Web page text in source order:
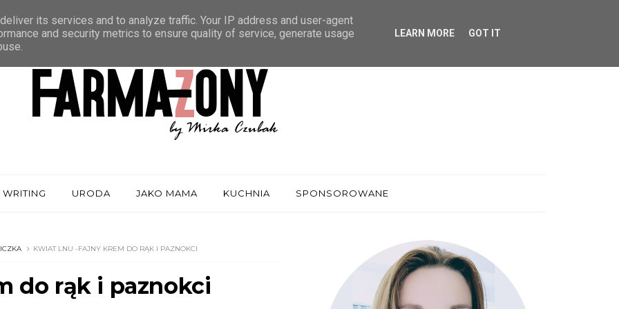
URODA JAKO MAMA KUCHNIA SPONSOROWANE
KWIAT LNU -FAJNY KREM DO RĄK I PAZNOKCI
do rąk i paznokci
its services and to analyze traffic. Your IP address and user-agent
and security metrics to ensure quality of service, generate usage
LEARN MORE GOT IT